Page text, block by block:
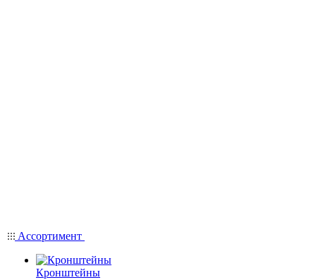
Ассортимент
Кронштейны